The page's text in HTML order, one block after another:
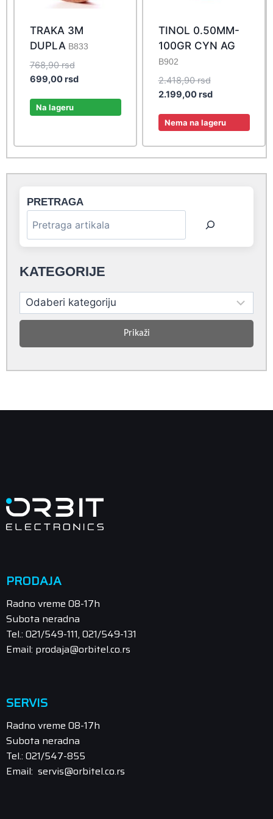
TRAKA 3M
DUPLAB833
768,90rsdOriginal
price
699,00rsdCurrent
Na lageru
TINOL 0.50MM-
100GR CYN AG
B902
2.418,90rsdOriginal
price
2.418,90 rsd.
2.199,00rsdCurrent
is:
Nema na lageru
PRETRAGA
KATEGORIJE
Prikaži
PRODAJA
Radno vreme 08-17h
Subota neradna
Tel.: 021/549-111, 021/549-131
Email: prodaja@orbitel.co.rs
SERVIS
Radno vreme 08-17h
Subota neradna
Tel.: 021/547-855
Email: servis@orbitel.co.rs